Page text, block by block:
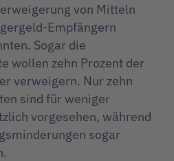
von Mitteln
Empfängern
Sogar die
wollen zehn Prozent der
verweigern. Nur zehn
sind für weniger
vorgesehen, während
sogar